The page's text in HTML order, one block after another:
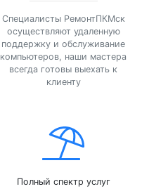
Специалисты РемонтПКМск
осуществляют удаленную
поддержку и обслуживание
компьютеров, наши мастера
всегда готовы выехать к
клиенту
Полный спектр услуг